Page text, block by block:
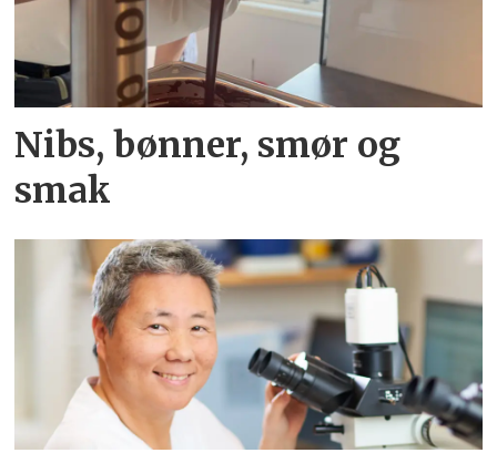
Nibs, bønner, smør og
smak